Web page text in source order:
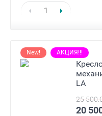
New! АКЦИЯ!!!
LA
25
20